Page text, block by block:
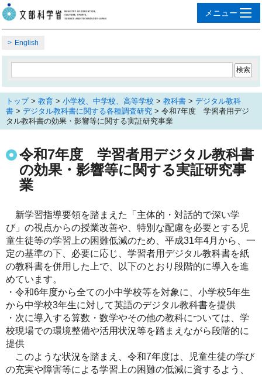
English
トップ> 教育 > 小学校、中学校、高等学校 > 教科書 > デジタル教科
書 > デジタル教科書に関する各種調査研究 > 令和7年度 学習者用デジ
タル教科書の効果・影響等に関する実証研究事業
令和7年度 学習者用デジタル教科書
の効果・影響等に関する実証研究事
業
新学習指導要領を踏まえた「主体的・対話的で深い学
び」の視点からの授業改善や、特別な配慮を必要とする児
童生徒等の学習上の困難低減のため、平成31年4月から、一
定の基準の下、必要に応じ、学習者用デジタル教科書を紙
の教科書を併用した上で、以下のとおり段階的に導入を進
めています。
・令和6年度から全ての小中学校等を対象に、小学校5年生
から中学校3年生に対して英語のデジタル教科書を提供
・次に導入する算数・数学やその他の教科については、学
校現場での環境整備や活用状況等を踏まえながら段階的に
提供
このような状況を踏まえ、令和7年度は、児童生徒の学び
の充実や障害等による学習上の困難の低減に資するよう、